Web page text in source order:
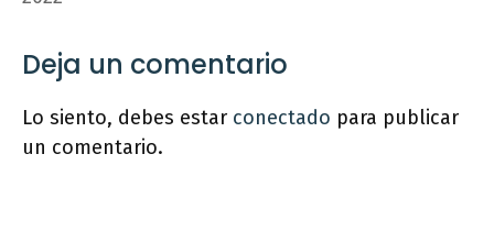
Deja un comentario
Lo siento, debes estar conectado para publicar
un comentario.